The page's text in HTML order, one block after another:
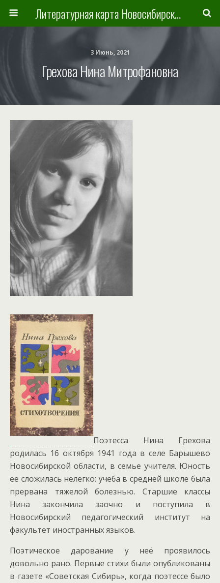
Литературная карта Новосибирска и Новосибирской области
3 Июнь, 2021
Грехова Нина Митрофановна
Поэтесса Нина Грехова
родилась 16 октября 1941 года в селе Барышево
Новосибирской области, в семье учителя. Юность
ее сложилась нелегко: учеба в средней школе была
прервана тяжелой болезнью. Старшие классы
Нина закончила заочно и поступила в
Новосибирский педагогический институт на
факультет иностранных языков.
Поэтическое дарование у неё проявилось
довольно рано. Первые стихи были опубликованы
в газете «Советская Сибирь», когда поэтессе было